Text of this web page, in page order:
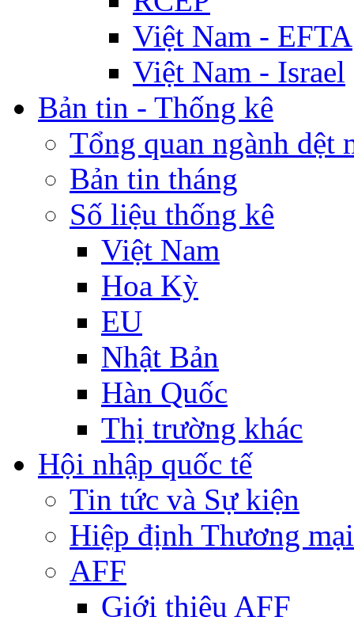
Việt Nam - EFTA
Việt Nam - Israel
Bản tin - Thống kê
Tổng quan ngành dệt
Bản tin tháng
Số liệu thống kê
Việt Nam
Hoa Kỳ
EU
Nhật Bản
Hàn Quốc
Thị trường khác
Hội nhập quốc tế
Tin tức và Sự kiện
Hiệp định Thương
AFF
Giới thiệu AFF